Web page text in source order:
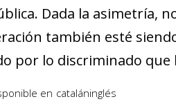
Dada la asimetría,
también esté
por lo discriminado
en cataláninglés